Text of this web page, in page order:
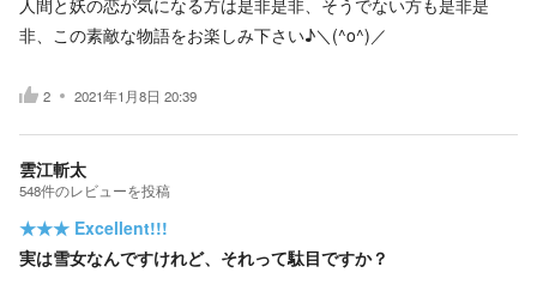
人間と妖の恋が気になる方は是非是非、そうでない方も是非是
非、この素敵な物語をお楽しみ下さい♪＼(^o^)／
2 2021年1月8日 20:39
雲江斬太
548件のレビューを投稿
★★★ Excellent!!!
実は雪女なんですけれど、それって駄目ですか？